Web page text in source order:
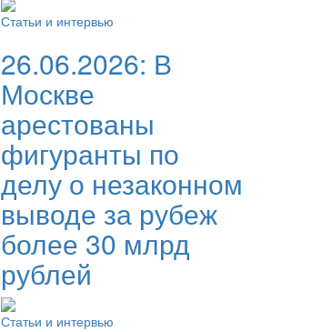
Статьи и интервью
26.06.2026: В
Москве
арестованы
фигуранты по
делу о незаконном
выводе за рубеж
более 30 млрд
рублей
Статьи и интервью